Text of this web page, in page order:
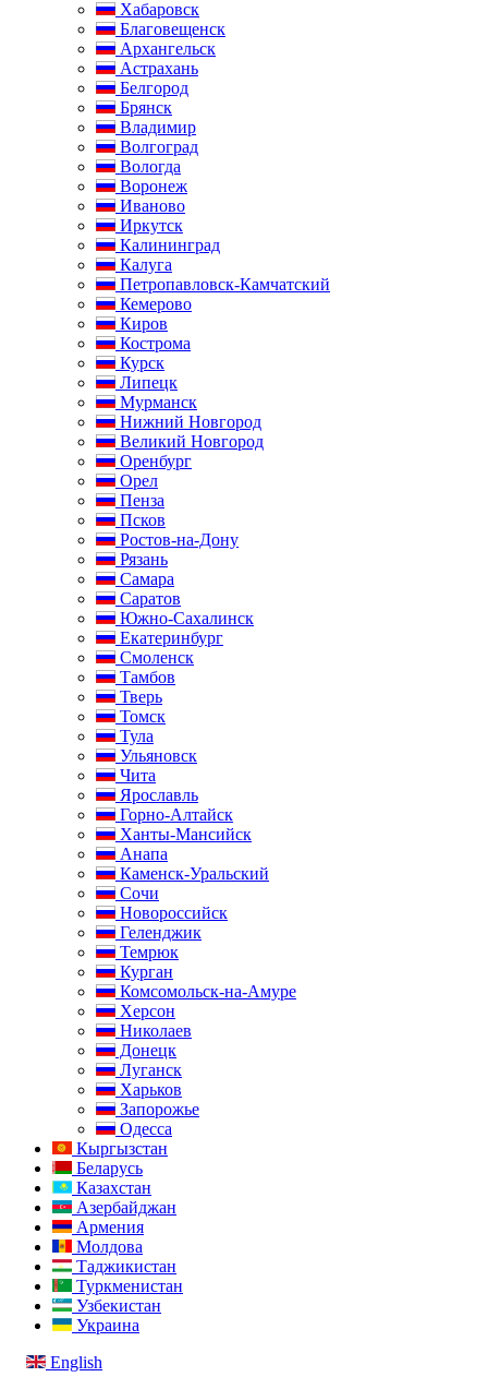
Хабаровск
Благовещенск
Архангельск
Астрахань
Белгород
Брянск
Владимир
Волгоград
Вологда
Воронеж
Иваново
Иркутск
Калининград
Калуга
Петропавловск-Камчатский
Кемерово
Киров
Кострома
Курск
Липецк
Мурманск
Нижний Новгород
Великий Новгород
Оренбург
Орел
Пенза
Псков
Ростов-на-Дону
Рязань
Самара
Саратов
Южно-Сахалинск
Екатеринбург
Смоленск
Тамбов
Тверь
Томск
Тула
Ульяновск
Чита
Ярославль
Горно-Алтайск
Ханты-Мансийск
Анапа
Каменск-Уральский
Сочи
Новороссийск
Геленджик
Темрюк
Курган
Комсомольск-на-Амуре
Херсон
Николаев
Донецк
Луганск
Харьков
Запорожье
Одесса
Кыргызстан
Беларусь
Казахстан
Азербайджан
Армения
Молдова
Таджикистан
Туркменистан
Узбекистан
Украина
English